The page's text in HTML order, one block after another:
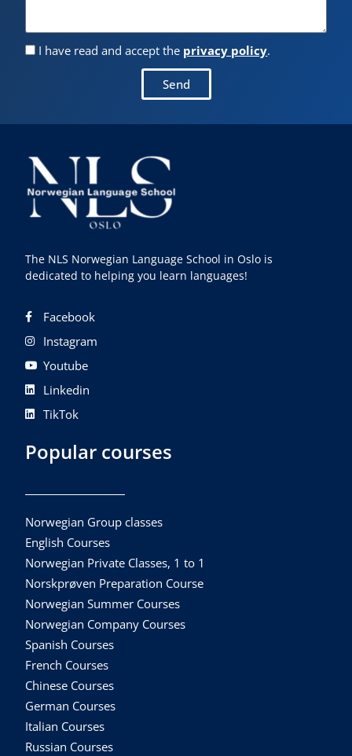
I have read and accept the privacy policy.
Send
The NLS Norwegian Language School in Oslo is
dedicated to helping you learn languages!
Facebook
Instagram
Youtube
Linkedin
TikTok
Popular courses
Norwegian Group classes
English Courses
Norwegian Private Classes, 1 to 1
Norskprøven Preparation Course
Norwegian Summer Courses
Norwegian Company Courses
Spanish Courses
French Courses
Chinese Courses
German Courses
Italian Courses
Russian Courses